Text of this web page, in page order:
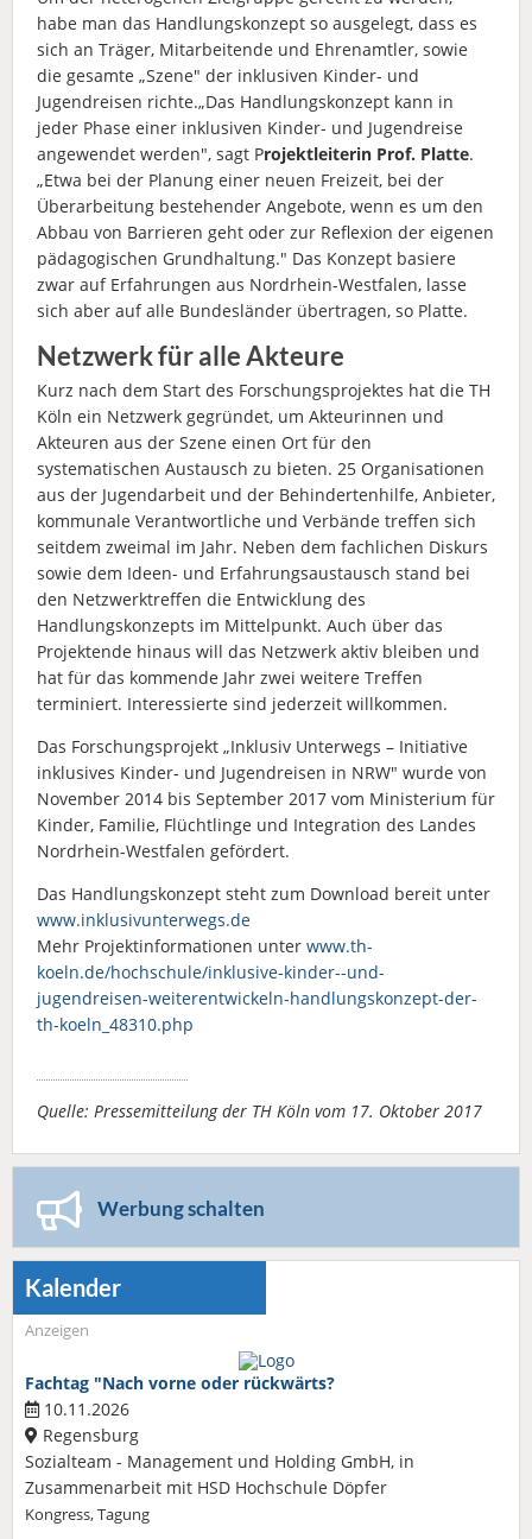
habe man das Handlungskonzept so ausgelegt, dass es
sich an Träger, Mitarbeitende und Ehrenamtler, sowie
die gesamte „Szene" der inklusiven Kinder- und
Jugendreisen richte.„Das Handlungskonzept kann in
jeder Phase einer inklusiven Kinder- und Jugendreise
angewendet werden", sagt Projektleiterin Prof. Platte.
„Etwa bei der Planung einer neuen Freizeit, bei der
Überarbeitung bestehender Angebote, wenn es um den
Abbau von Barrieren geht oder zur Reflexion der eigenen
pädagogischen Grundhaltung." Das Konzept basiere
zwar auf Erfahrungen aus Nordrhein-Westfalen, lasse
sich aber auf alle Bundesländer übertragen, so Platte.
Netzwerk für alle Akteure
Kurz nach dem Start des Forschungsprojektes hat die TH
Köln ein Netzwerk gegründet, um Akteurinnen und
Akteuren aus der Szene einen Ort für den
systematischen Austausch zu bieten. 25 Organisationen
aus der Jugendarbeit und der Behindertenhilfe, Anbieter,
kommunale Verantwortliche und Verbände treffen sich
seitdem zweimal im Jahr. Neben dem fachlichen Diskurs
sowie dem Ideen- und Erfahrungsaustausch stand bei
den Netzwerktreffen die Entwicklung des
Handlungskonzepts im Mittelpunkt. Auch über das
Projektende hinaus will das Netzwerk aktiv bleiben und
hat für das kommende Jahr zwei weitere Treffen
terminiert. Interessierte sind jederzeit willkommen.
Das Forschungsprojekt „Inklusiv Unterwegs – Initiative
inklusives Kinder- und Jugendreisen in NRW" wurde von
November 2014 bis September 2017 vom Ministerium für
Kinder, Familie, Flüchtlinge und Integration des Landes
Nordrhein-Westfalen gefördert.
Das Handlungskonzept steht zum Download bereit unter
www.inklusivunterwegs.de
Mehr Projektinformationen unter www.th-
koeln.de/hochschule/inklusive-kinder--und-
jugendreisen-weiterentwickeln-handlungskonzept-der-
th-koeln_48310.php
Quelle: Pressemitteilung der TH Köln vom 17. Oktober 2017
Werbung schalten
Kalender
Anzeigen
Fachtag "Nach vorne oder rückwärts?
10.11.2026
Regensburg
Sozialteam - Management und Holding GmbH, in
Zusammenarbeit mit HSD Hochschule Döpfer
Kongress, Tagung